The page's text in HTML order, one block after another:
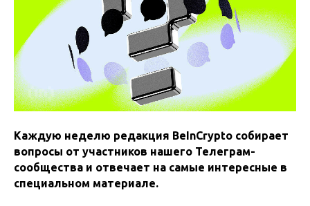
Каждую неделю редакция BeInCrypto собирает
вопросы от участников нашего Телеграм-
сообщества и отвечает на самые интересные в
специальном материале.